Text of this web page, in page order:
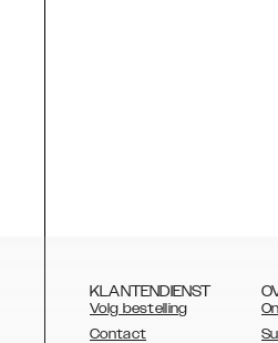
KLANTENDIENST
Volg bestelling
Contact